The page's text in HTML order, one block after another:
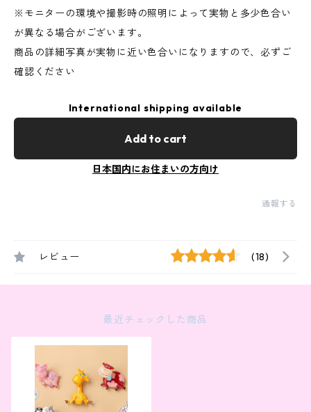
※モニターの環境や撮影時の照明によって実物と多少色合い
が異なる場合がございます。
商品の詳細写真が実物に近い色合いになりますので、必ずご
確認ください
International shipping available
Add to cart
日本国内にお住まいの方向け
通報する
レビュー (18)
最近チェックした商品